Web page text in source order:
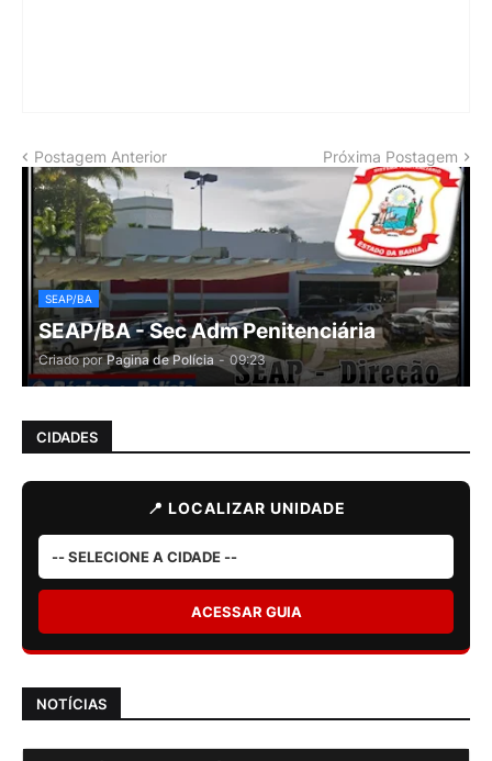
Postagem Anterior Próxima Postagem
SEAP/BA
SEAP/BA - Sec Adm Penitenciária
Criado por Pagina de Polícia - 09:23
CIDADES
📍 LOCALIZAR UNIDADE
ACESSAR GUIA
NOTÍCIAS